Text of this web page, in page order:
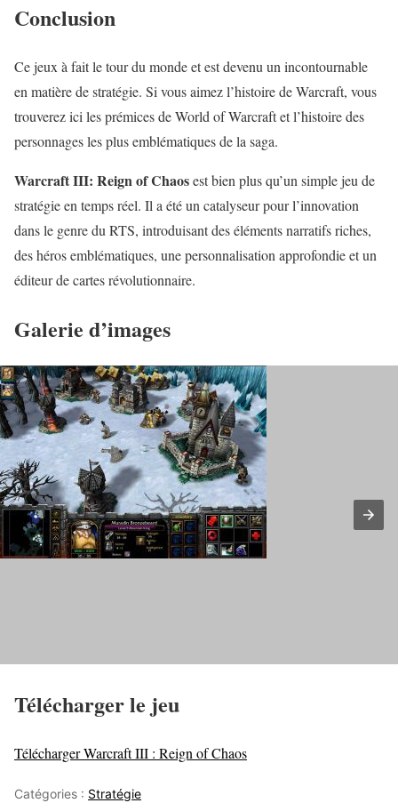
Conclusion
Ce jeux à fait le tour du monde et est devenu un incontournable
en matière de stratégie. Si vous aimez l’histoire de Warcraft, vous
trouverez ici les prémices de World of Warcraft et l’histoire des
personnages les plus emblématiques de la saga.
Warcraft III: Reign of Chaosest bien plus qu’un simple jeu de
stratégie en temps réel. Il a été un catalyseur pour l’innovation
dans le genre du RTS, introduisant des éléments narratifs riches,
des héros emblématiques, une personnalisation approfondie et un
éditeur de cartes révolutionnaire.
Galerie d’images
Télécharger le jeu
Télécharger Warcraft III : Reign of Chaos
Catégories : Stratégie